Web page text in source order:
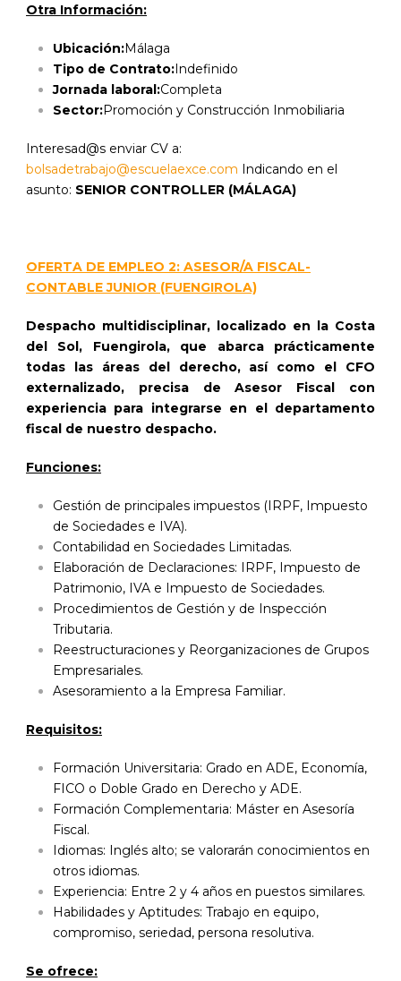
Otra Información:
Ubicación:Málaga
Tipo de Contrato: Indefinido
Jornada laboral:Completa
Sector:Promoción y Construcción Inmobiliaria
Interesad@s enviar CV a:
bolsadetrabajo@escuelaexce.com Indicando en el
asunto: SENIOR CONTROLLER (MÁLAGA)
OFERTA DE EMPLEO 2: ASESOR/A FISCAL-
CONTABLE JUNIOR (FUENGIROLA)
Despacho multidisciplinar, localizado en la Costa
del Sol, Fuengirola, que abarca prácticamente
todas las áreas del derecho, así como el CFO
externalizado, precisa de Asesor Fiscal con
experiencia para integrarse en el departamento
fiscal de nuestro despacho.
Funciones:
Gestión de principales impuestos (IRPF, Impuesto
de Sociedades e IVA).
Contabilidad en Sociedades Limitadas.
Elaboración de Declaraciones: IRPF, Impuesto de
Patrimonio, IVA e Impuesto de Sociedades.
Procedimientos de Gestión y de Inspección
Tributaria.
Reestructuraciones y Reorganizaciones de Grupos
Empresariales.
Asesoramiento a la Empresa Familiar.
Requisitos:
Formación Universitaria: Grado en ADE, Economía,
FICO o Doble Grado en Derecho y ADE.
Formación Complementaria: Máster en Asesoría
Fiscal.
Idiomas: Inglés alto; se valorarán conocimientos en
otros idiomas.
Experiencia: Entre 2 y 4 años en puestos similares.
Habilidades y Aptitudes: Trabajo en equipo,
compromiso, seriedad, persona resolutiva.
Se ofrece: